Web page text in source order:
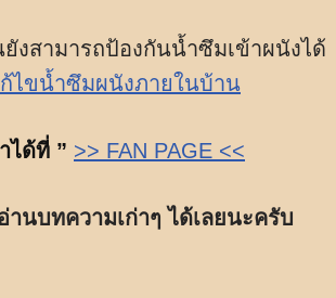
งสามารถป้องกันน้ำซึมเข้าผนังได้
ไขน้ำซึมผนังภายในบ้าน
ได้ที่ ” >> FAN PAGE <<
นบทความเก่าๆ ได้เลยนะครับ